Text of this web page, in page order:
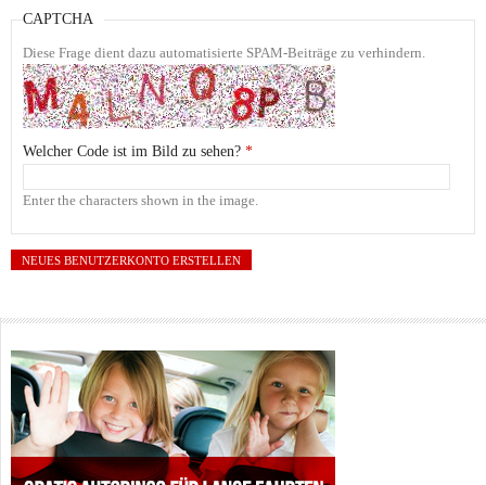
CAPTCHA
Diese Frage dient dazu automatisierte SPAM-Beiträge zu verhindern.
Welcher Code ist im Bild zu sehen? *
Enter the characters shown in the image.